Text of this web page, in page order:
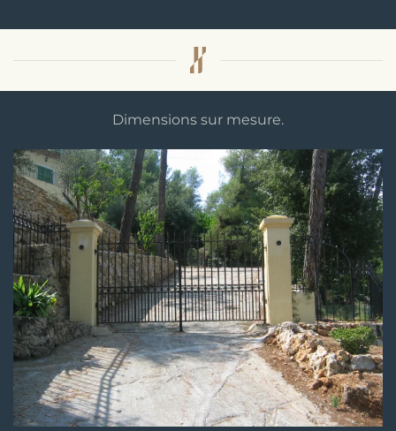
Dimensions sur mesure.